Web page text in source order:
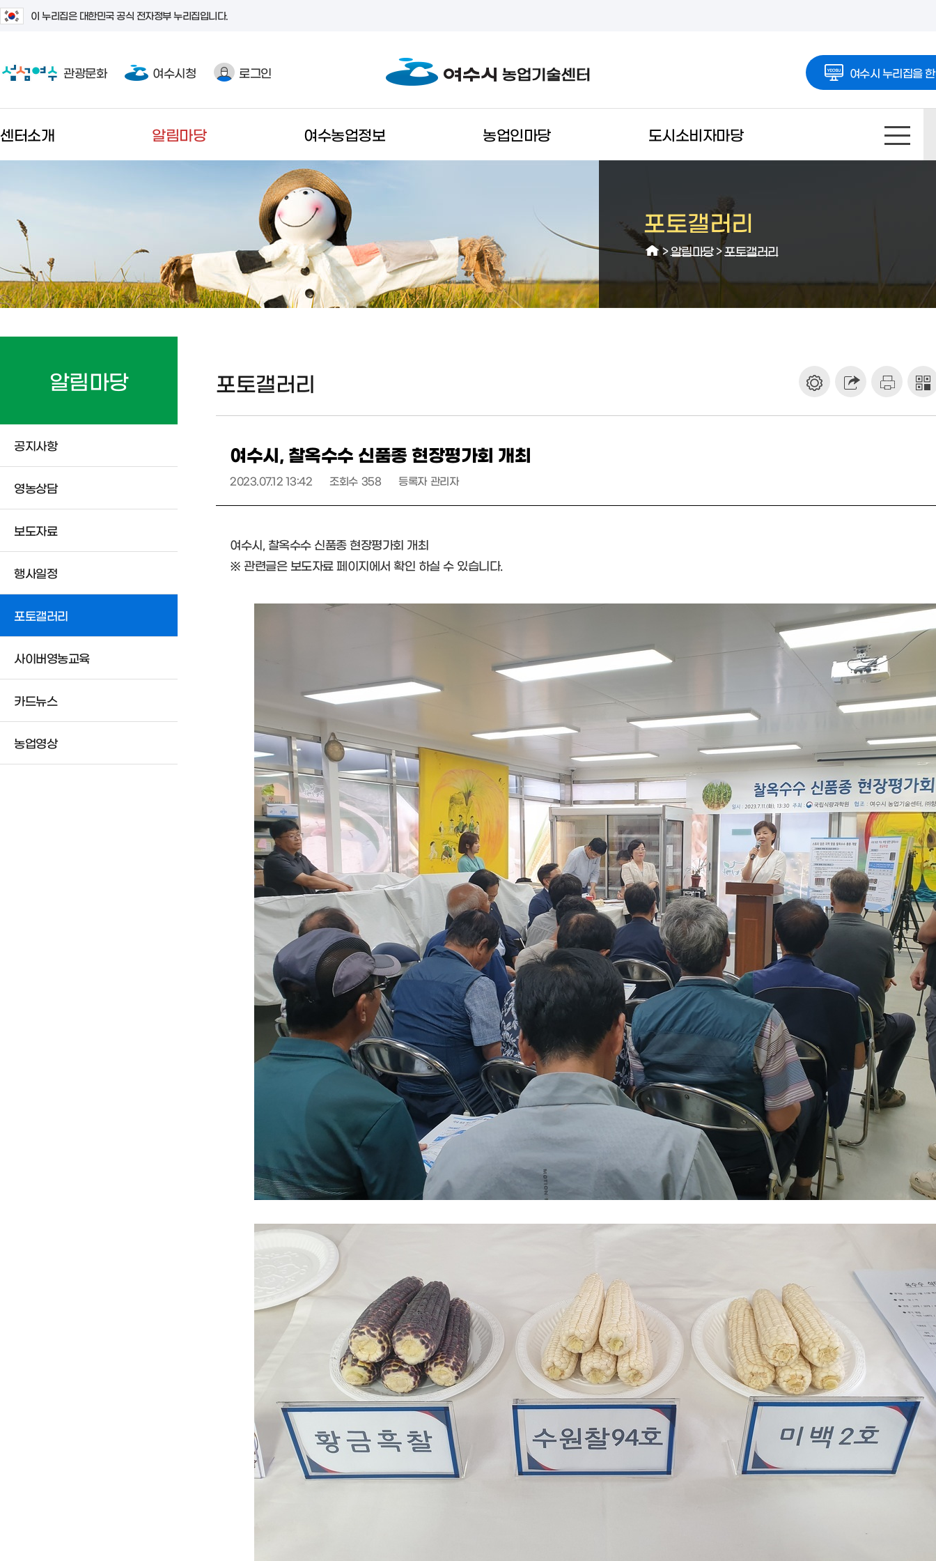
이 누리집은 대한민국 공식 전자정부 누리집입니다.
관광문화 여수시청 로그인 여수시 누리집을
센터소개 알림마당 여수농업정보 농업인마당 도시소비자마당
포토갤러리
> 알림마당> 포토갤러리
알림마당
공지사항
영농상담
보도자료
행사일정
포토갤러리
사이버영농교육
카드뉴스
농업영상
포토갤러리
여수시, 찰옥수수 신품종 현장평가회 개최
2023.07.12 13:42 조회수 358 등록자 관리자
여수시, 찰옥수수 신품종 현장평가회 개최
※ 관련글은 보도자료 페이지에서 확인 하실 수 있습니다.